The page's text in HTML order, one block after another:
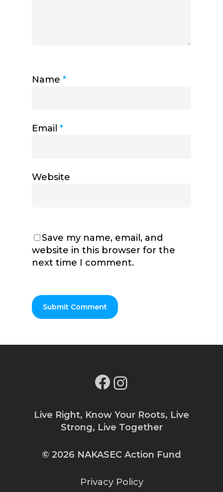
Name *
Email *
Website
Save my name, email, and
website in this browser for the
next time I comment.
Facebook
Live Right, Know Your Roots, Live
Strong, Live Together
© 2026 NAKASEC Action Fund
Privacy Policy